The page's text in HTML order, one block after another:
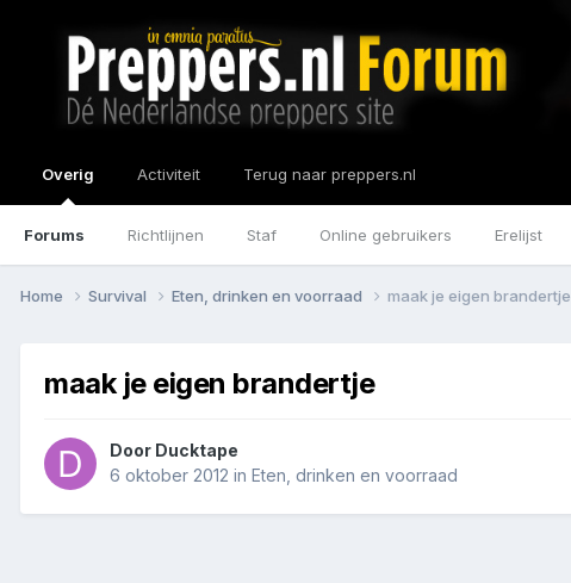
Overig
Forums Richtlijnen Staf Online gebruikers Erelijst
Activiteit Terug naar preppers.nl
Home Survival Eten, drinken en voorraad maak je eigen brandertje
maak je eigen brandertje
Door Ducktape
6 oktober 2012 in Eten, drinken en voorraad